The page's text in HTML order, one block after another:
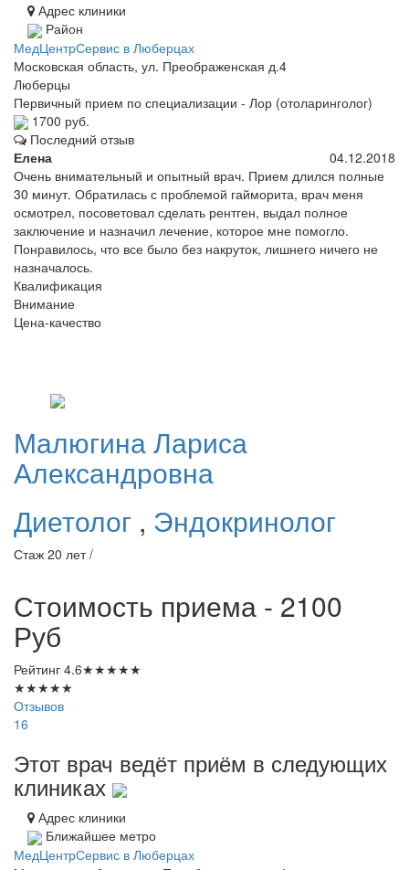
Адрес клиники
Район
МедЦентрСервис в Люберцах
Московская область, ул. Преображенская д.4
Люберцы
Первичный прием по специализации - Лор (отоларинголог)
1700 руб.
Последний отзыв
Елена
04.12.2018
Очень внимательный и опытный врач. Прием длился полные
30 минут. Обратилась с проблемой гайморита, врач меня
осмотрел, посоветовал сделать рентген, выдал полное
заключение и назначил лечение, которое мне помогло.
Понравилось, что все было без накруток, лишнего ничего не
назначалось.
Квалификация
Внимание
Цена-качество
МалюгинаЛариса
Александровна
Диетолог , Эндокринолог
Стаж 20 лет /
Стоимость приема - 2100
Руб
Рейтинг 4.6★★★★★
★★★★★
Отзывов
16
Этот врач ведёт приём в следующих
клиниках
Адрес клиники
Ближайшее метро
МедЦентрСервис в Люберцах